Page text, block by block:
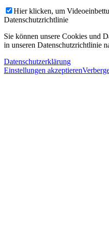
Hier klicken, um
Datenschutzrichtlinie
Sie können unsere Cookies und
in unseren Datenschutzrichtlinie
Datenschutzerklärung
Einstellungen akzeptieren